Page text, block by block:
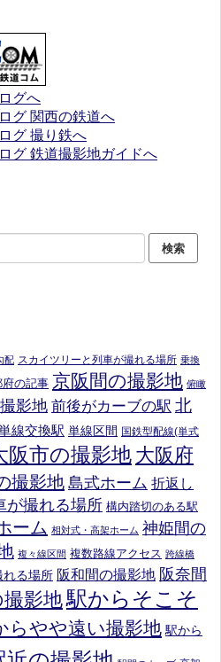
配 スカイツリーと列車が撮れる場所 乗換
府の記事 京阪間の撮影地 俯瞰
影地 前後がカーブの駅 北
線交換駅 単線区間 国鉄型配線(単式
阪市の撮影地 大阪府
撮影地 島式ホーム 折返し
が撮れる場所 構内踏切のある駅
ーム 相対式・高架ホーム 神姫間の
複々線区間 複数路線アクセス 跨線橋
れる場所 阪和間の撮影地 阪奈間
影地駅からそこそ
らやや遠い撮影地 駅から